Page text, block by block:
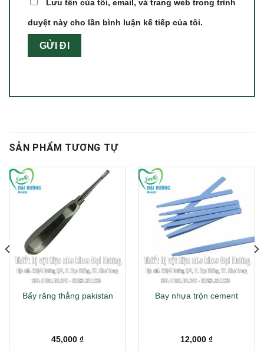
Lưu tên của tôi, email, và trang web trong trình
duyệt này cho lần bình luận kế tiếp của tôi.
SẢN PHẨM TƯƠNG TỰ
Bẩy răng thẳng pakistan
45,000 ₫
Bay nhựa trộn cement
12,000 ₫